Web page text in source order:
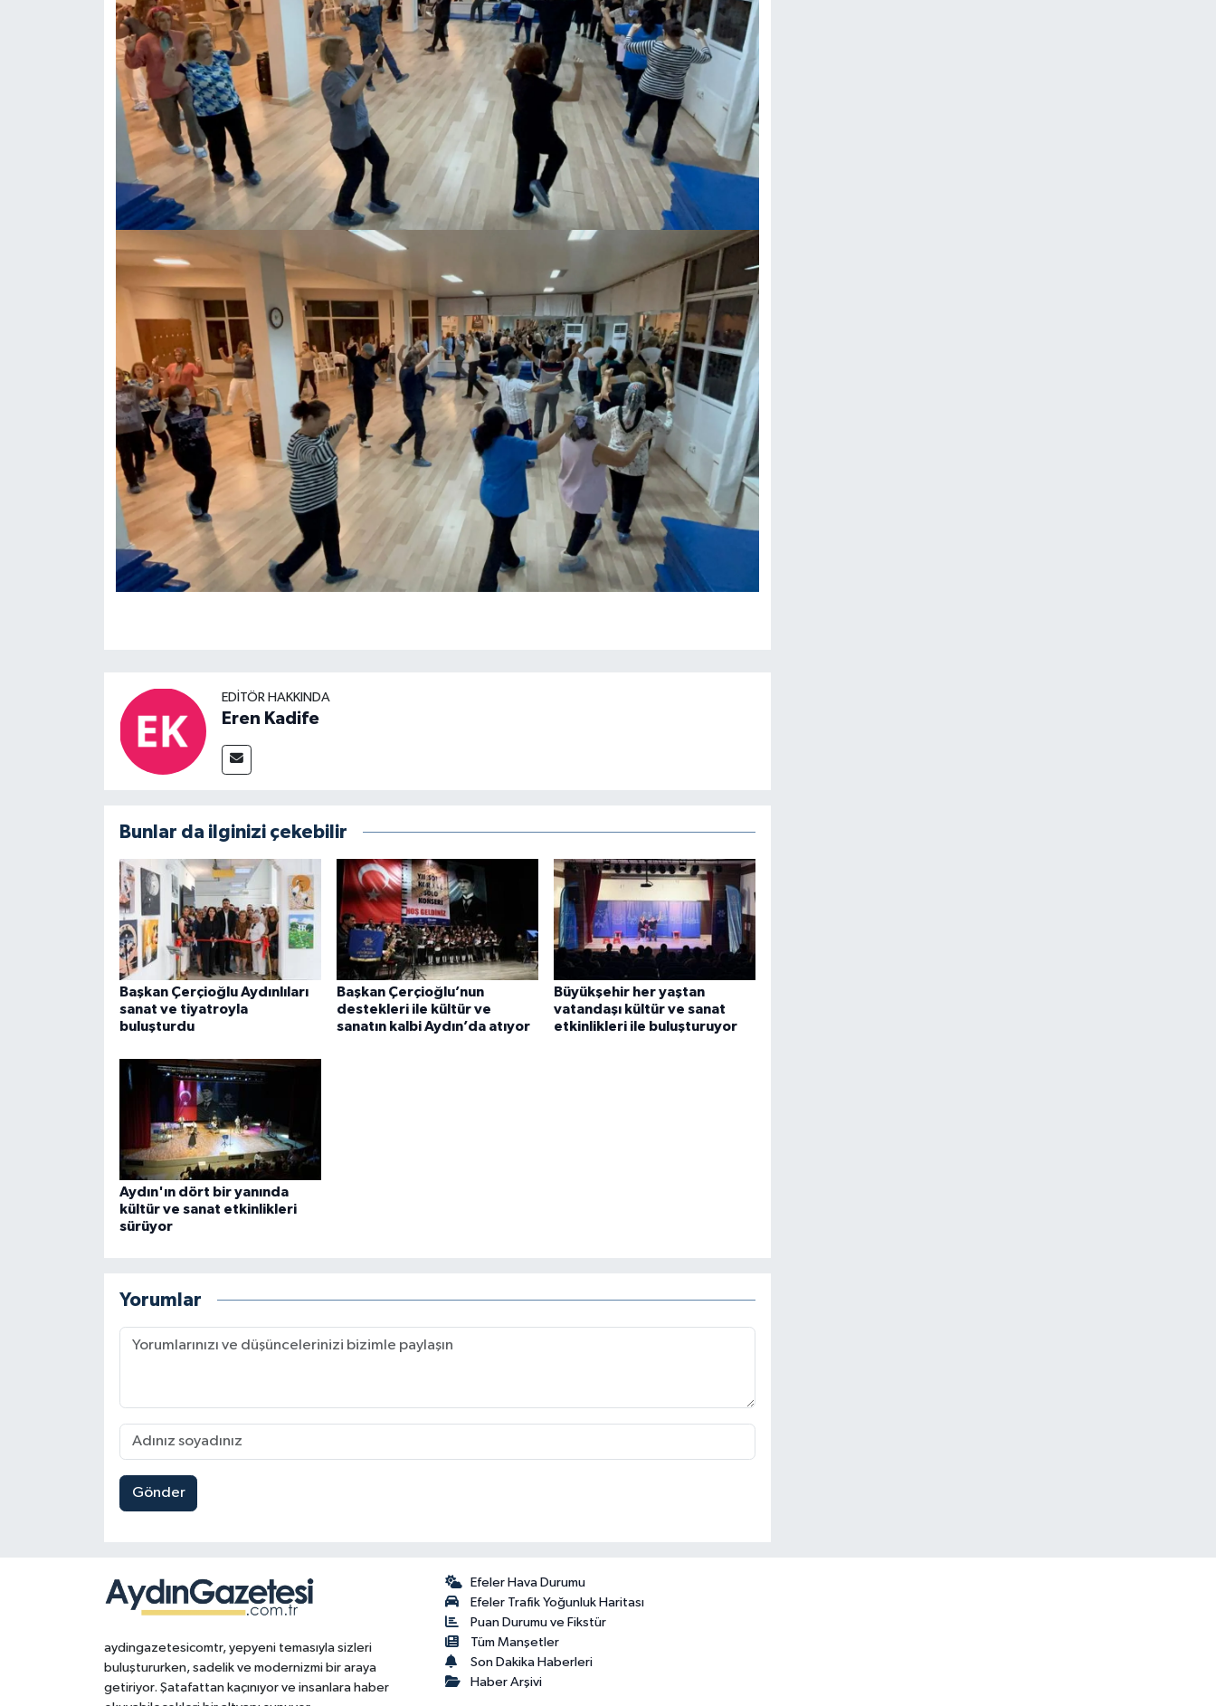
EDITÖR HAKKINDA
Eren Kadife
Bunlar da ilginizi çekebilir
Başkan Çerçioğlu Aydınlıları
sanat ve tiyatroyla
buluşturdu
Başkan Çerçioğlu’nun
destekleri ile kültür ve
sanatın kalbi Aydın’da atıyor
Büyükşehir her yaştan
vatandaşı kültür ve sanat
etkinlikleri ile buluşturuyor
Aydın'ın dört bir yanında
kültür ve sanat etkinlikleri
sürüyor
Yorumlar
Gönder
aydingazetesicomtr, yepyeni temasıyla sizleri
buluştururken, sadelik ve modernizmi bir araya
getiriyor. Şatafattan kaçınıyor ve insanlara haber
Efeler Hava Durumu
Efeler Trafik Yoğunluk Haritası
Puan Durumu ve Fikstür
Tüm Manşetler
Son Dakika Haberleri
Haber Arşivi